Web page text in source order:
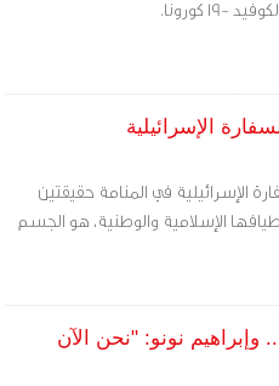
كورونا.
الإسرائيلية
الإسرائيلية في المنامة حقيقتين
الإسلامية والوطنية، هو الجسم
نونو: "نحن الآن